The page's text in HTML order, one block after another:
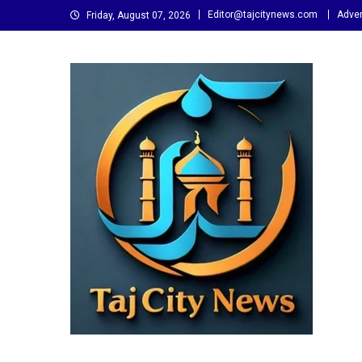
to
Friday, August 07, 2026 Editor@tajcitynews.com